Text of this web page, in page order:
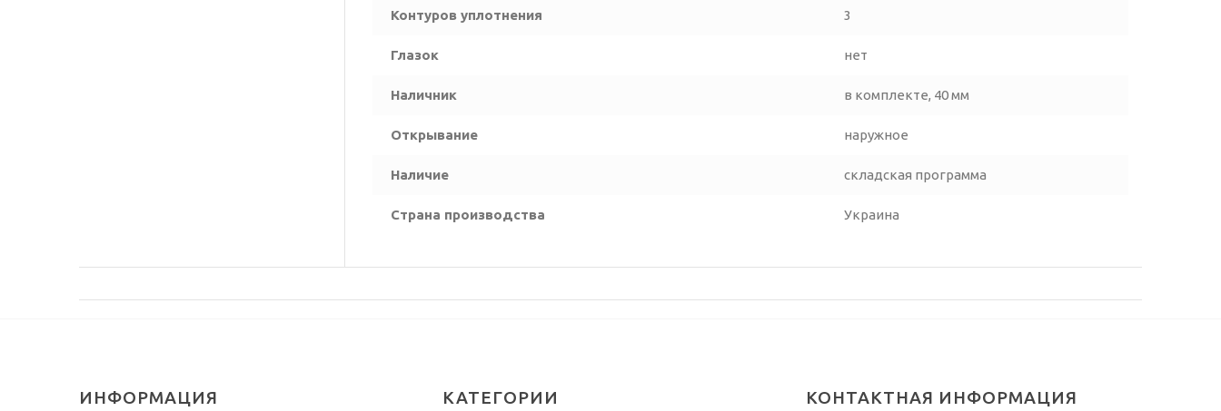
Контуров уплотнения 3
Глазок нет
Наличник в комплекте, 40 мм
Открывание наружное
Наличие складская программа
Страна производства Украина
ИНФОРМАЦИЯ КАТЕГОРИИ КОНТАКТНАЯ ИНФОРМАЦИЯ